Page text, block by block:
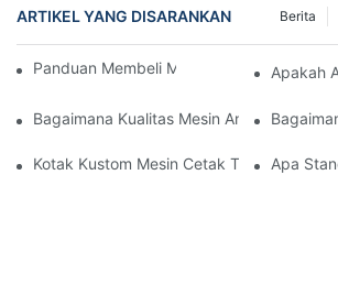
ARTIKEL YANG DISARANKAN Berita
Panduan Membeli Mesin Peniup Botol PET
Apakah
Bagaimana Kualitas Mesin Anda?
Kotak Kustom Mesin Cetak Tiup PET
Apa